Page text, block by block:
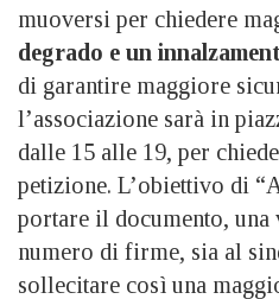
muoversi per chiedere
degrado e un
di garantire maggiore
l’associazione sarà in
dalle 15 alle 19, per
petizione. L’obiettivo di
portare il documento,
numero di firme, sia al
sollecitare così una